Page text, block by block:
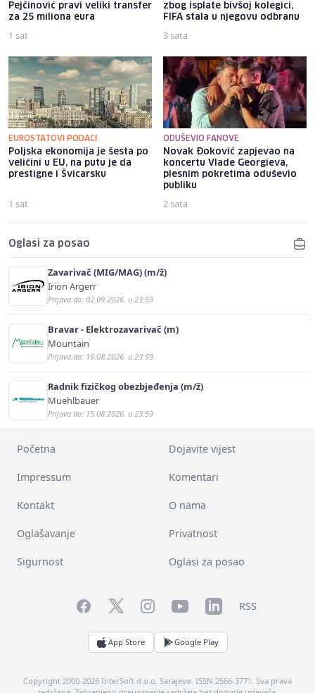
Pejčinović pravi veliki transfer
za 25 miliona eura
1 sat
zbog isplate bivšoj kolegici,
FIFA stala u njegovu odbranu
3 sata
EUROSTATOVI PODACI
Poljska ekonomija je šesta po
veličini u EU, na putu je da
prestigne i Švicarsku
1 sat
ODUŠEVIO FANOVE
Novak Đoković zapjevao na
koncertu Vlade Georgieva,
plesnim pokretima oduševio
publiku
2 sata
Oglasi za posao
Zavarivač (MIG/MAG) (m/ž)
Irion Argerr
Prijava do: 02.09.2026. u 23:59
Bravar - Elektrozavarivač (m)
Mountain
Prijava do: 16.08.2026. u 23:59
Radnik fizičkog obezbjeđenja (m/ž)
Muehlbauer
Prijava do: 15.08.2026. u 23:59
Početna Dojavite vijest
Impressum Komentari
Kontakt O nama
Oglašavanje Privatnost
Sigurnost Oglasi za posao
FacebookTwitterInstagramYouTubeLinkedInRSS
App Store Google Play
Copyright 2000-2026 InterSoft d.o.o. Sarajevo. ISSN 2566-3771. Sva prava